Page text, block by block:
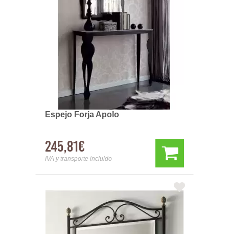
Espejo Forja Apolo
245,81€
IVA y transporte incluido